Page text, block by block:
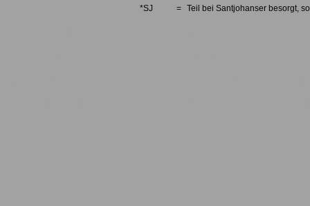
*SJ
= Teil bei Santjohanser besorgt,